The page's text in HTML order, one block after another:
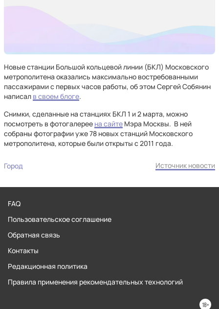
Новые станции Большой кольцевой линии (БКЛ) Московского
метрополитена оказались максимально востребованными
пассажирами с первых часов работы, об этом Сергей Собянин
написал в своем блоге.
Снимки, сделанные на станциях БКЛ 1 и 2 марта, можно
посмотреть в фотогалерее на сайте Мэра Москвы. В ней
собраны фотографии уже 78 новых станций Московского
метрополитена, которые были открыты с 2011 года.
Город Источник новости
FAQ
Пользовательское соглашение
Обратная связь
Контакты
Редакционная политика
Правила применения рекомендательных технологий